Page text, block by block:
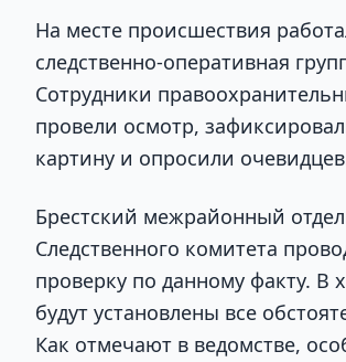
На месте происшествия
следственно-оперативная
Сотрудники
провели осмотр,
картину и опросили
Брестский межрайонный отдел
Следственного комитета
проверку по данному факту. В
будут установлены все
Как отмечают в ведомстве,